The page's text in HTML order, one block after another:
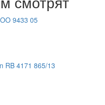
9433 05
RB 4171 865/13